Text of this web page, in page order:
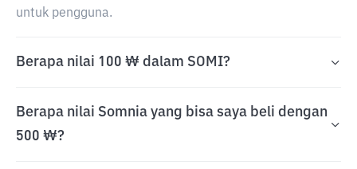
untuk pengguna.
Berapa nilai 100 ₩ dalam SOMI?
Berapa nilai Somnia yang bisa saya beli dengan
500 ₩?